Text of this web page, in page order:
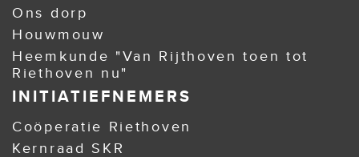
Ons dorp
Houwmouw
Heemkunde "Van Rijthoven toen tot
Riethoven nu"
INITIATIEFNEMERS
Coöperatie Riethoven
Kernraad SKR